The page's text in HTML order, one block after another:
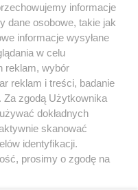
informacje
dane osobowe, takie jak
informacje wysyłane
w celu
reklam, wybór
reklam i treści, badanie
Za zgodą Użytkownika
dokładnych
skanować
identyfikacji.
prosimy o zgodę na